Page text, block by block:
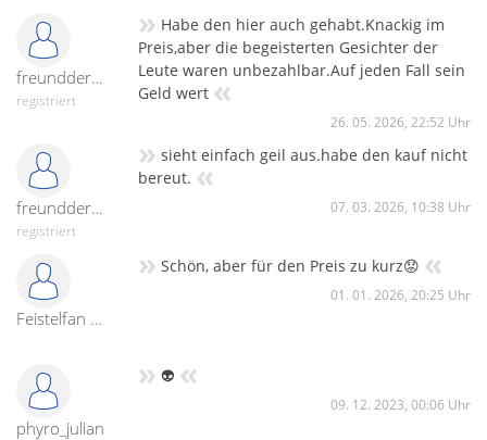
freunddersonne
registriert
» Habe den hier auch gehabt.Knackig im
Preis,aber die begeisterten Gesichter der
Leute waren unbezahlbar.Auf jeden Fall sein
Geld wert «
26. 05. 2026, 22:52 Uhr
freunddersonne
registriert
» sieht einfach geil aus.habe den kauf nicht
bereut. «
07. 03. 2026, 10:38 Uhr
Feistelfan 1971
» Schön, aber für den Preis zu kurz😟 «
01. 01. 2026, 20:25 Uhr
phyro_julian
» 👽 «
09. 12. 2023, 00:06 Uhr